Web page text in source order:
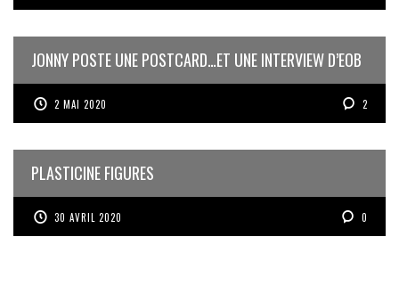
JONNY POSTE UNE POSTCARD…ET UNE INTERVIEW D’EOB
2 MAI 2020 2
PLASTICINE FIGURES
30 AVRIL 2020 0